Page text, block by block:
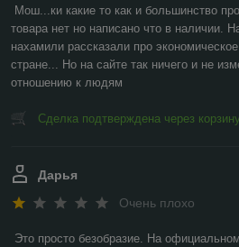
Мош...ки какие то как и большинство
товара нет но написано что в наличии.
нахамили рассказали про
стране... Но на сайте так ничего и не
отношению к людям
Сделка подтверждена через корзину
Дарья
Очень плохо
Это просто безобразие. На